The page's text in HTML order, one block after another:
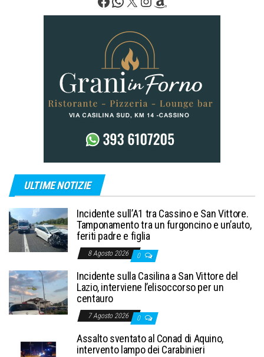
ULTIME NOTIZIE
Incidente sull’A1 tra Cassino e San Vittore.
Tamponamento tra un furgoncino e un’auto,
feriti padre e figlia
8 Agosto 2026 0
Incidente sulla Casilina a San Vittore del
Lazio, interviene l’elisoccorso per un
centauro
7 Agosto 2026 0
Assalto sventato al Conad di Aquino,
intervento lampo dei Carabinieri